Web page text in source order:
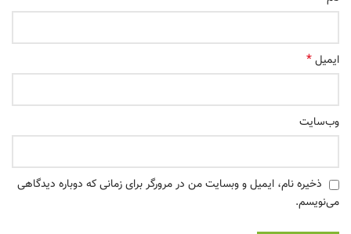
ایمیل*
وب‌سایت
ذخیره نام، ایمیل و وبسایت من در مرورگر برای زمانی که دوباره دیدگاهی
می‌نویسم.